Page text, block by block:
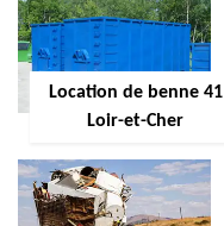
Location de benne 41
Loir-et-Cher